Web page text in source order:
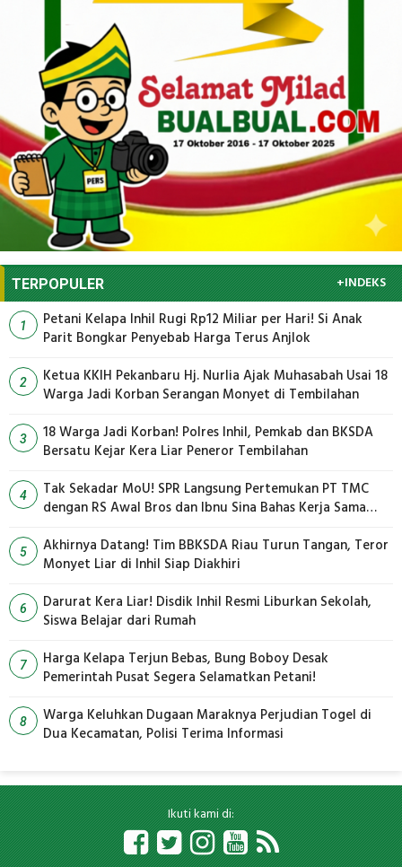
TERPOPULER +INDEKS
1
Petani Kelapa Inhil Rugi Rp12 Miliar per Hari! Si Anak
Parit Bongkar Penyebab Harga Terus Anjlok
2
Ketua KKIH Pekanbaru Hj. Nurlia Ajak Muhasabah Usai 18
Warga Jadi Korban Serangan Monyet di Tembilahan
3
18 Warga Jadi Korban! Polres Inhil, Pemkab dan BKSDA
Bersatu Kejar Kera Liar Peneror Tembilahan
4
Tak Sekadar MoU! SPR Langsung Pertemukan PT TMC
dengan RS Awal Bros dan Ibnu Sina Bahas Kerja Sama
5
Akhirnya Datang! Tim BBKSDA Riau Turun Tangan, Teror
Monyet Liar di Inhil Siap Diakhiri
6
Darurat Kera Liar! Disdik Inhil Resmi Liburkan Sekolah,
Siswa Belajar dari Rumah
7
Harga Kelapa Terjun Bebas, Bung Boboy Desak
Pemerintah Pusat Segera Selamatkan Petani!
8
Warga Keluhkan Dugaan Maraknya Perjudian Togel di
Dua Kecamatan, Polisi Terima Informasi
Ikuti kami di: